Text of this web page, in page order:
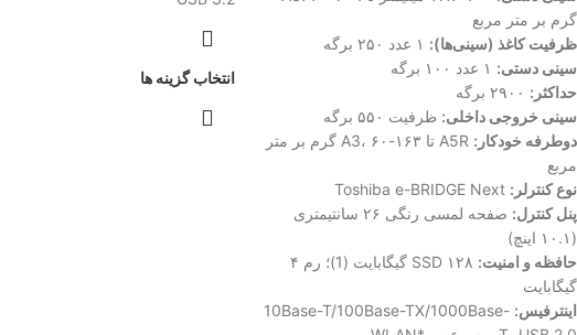
گرم بر متر مربع
ظرفیت کاغذ (سینی‌ها):
سینی دستی:
حداکثر:
سینی خروجی داخلی: ظرفیت ۵۵۰ برگه
دوطرفه خودکار:
A5R تا A3، ۶۰-۱۶۳ گرم بر متر
مربع
نوع کنترلر:
پنل کنترل:
صفحه لمسی رنگی ۲۶ سانتیمتری
(۱۰.۱ اینچ)
حافظه و امنیت:
SSD ۱۲۸ گیگابایت (1)؛ رم ۴
گیگابایت
اینترفیس: 10Base-T/100Base-TX/1000Base-
انتخاب گزینه ها